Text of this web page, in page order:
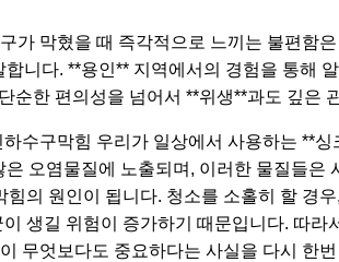
가 막혔을 때 즉각적으로 느끼는 불편함
합니다. **용인** 지역에서의 경험을 통해
순한 편의성을 넘어서 **위생**과도 깊은
하수구막힘 우리가 일상에서 사용하는 **
은 오염물질에 노출되며, 이러한 물질들은
힘의 원인이 됩니다. 청소를 소홀히 할 경
이 생길 위험이 증가하기 때문입니다. 따라
이 무엇보다도 중요하다는 사실을 다시 한